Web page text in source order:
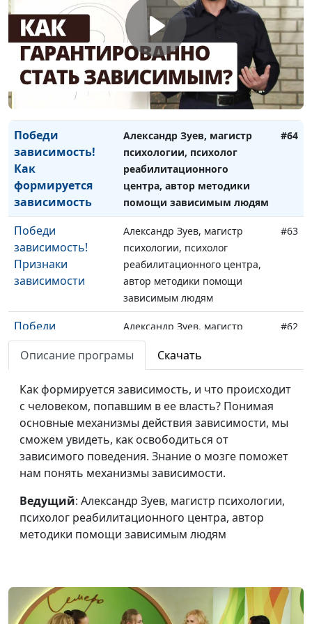
зависимым людям
Победи
зависимость!
Причины
зависимого
Александр Зуев, магистр
психологии, психолог
реабилитационного центра,
автор методики помощи
зависимым людям
#65
Победи
зависимость!
Как
формируется
зависимость
Александр Зуев, магистр
психологии, психолог
реабилитационного
центра, автор методики
помощи зависимым людям
#64
Победи
зависимость!
Признаки
зависимости
Александр Зуев, магистр
психологии, психолог
реабилитационного центра,
автор методики помощи
зависимым людям
#63
Победи
зависимость!
Нехимические
Александр Зуев, магистр
психологии, психолог
реабилитационного центра,
зависимым людям
#62
Победи
зависимость! Кто
такой
зависимый?
Александр Зуев, магистр
психологии, психолог
реабилитационного центра,
автор методики помощи
#61
Победи
зависимость! С
Александр Зуев, магистр
психологии, психолог
Победи
Александр Зуев, магистр
#59
Описание програмы Скачать
Как формируется зависимость, и что происходит
с человеком, попавшим в ее власть? Понимая
основные механизмы действия зависимости, мы
сможем увидеть, как освободиться от
зависимого поведения. Знание о мозге поможет
нам понять механизмы зависимости.
Ведущий: Александр Зуев, магистр психологии,
психолог реабилитационного центра, автор
методики помощи зависимым людям